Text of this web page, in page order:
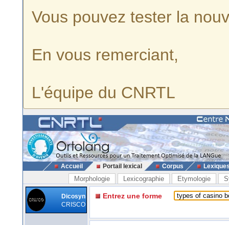
Vous pouvez tester la
En vous remerciant,
L'équipe du CNRTL
Accueil Portail lexical Corpus
Morphologie Lexicographie Etymologie
Dicosyn
CRISCO
Entrez une forme